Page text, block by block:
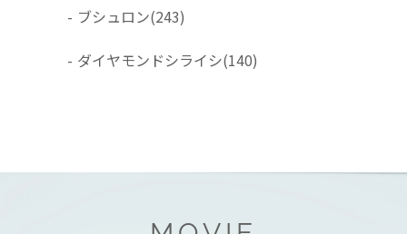
- ブシュロン(243)
- ダイヤモンドシライシ(140)